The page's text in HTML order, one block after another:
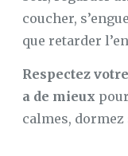
coucher,
que retarder
Respectez
a de mieux
calmes,